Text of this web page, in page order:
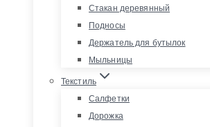
Стакан деревянный
Подносы
Держатель для бутылок
Мыльницы
Текстиль
Салфетки
Дорожка